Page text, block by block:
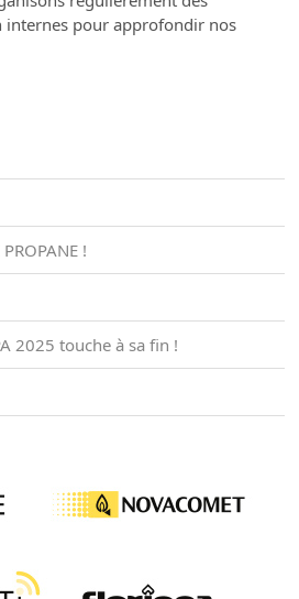
internes pour approfondir nos
!
2025 touche à sa fin !